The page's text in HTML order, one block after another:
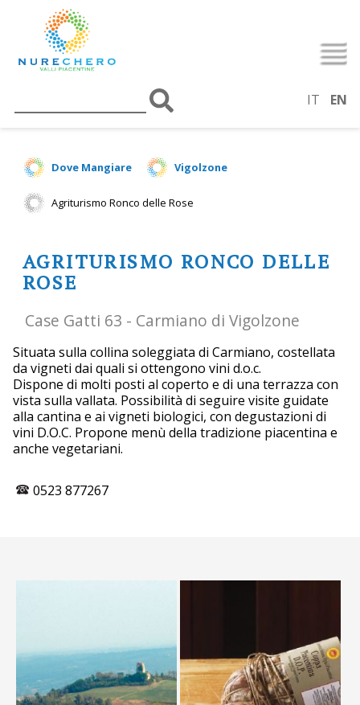
IT EN
Dove Mangiare Vigolzone
Agriturismo Ronco delle Rose
AGRITURISMO RONCO DELLE
ROSE
Case Gatti 63 - Carmiano di Vigolzone
Situata sulla collina soleggiata di Carmiano, costellata
da vigneti dai quali si ottengono vini d.o.c.
Dispone di molti posti al coperto e di una terrazza con
vista sulla vallata. Possibilità di seguire visite guidate
alla cantina e ai vigneti biologici, con degustazioni di
vini D.O.C. Propone menù della tradizione piacentina e
anche vegetariani.
0523 877267